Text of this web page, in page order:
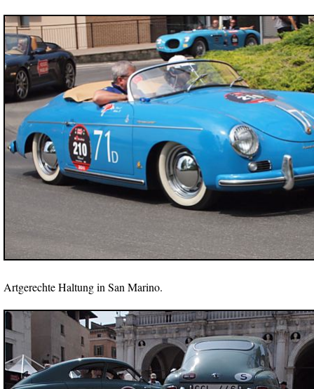
Artgerechte Haltung in San Marino.